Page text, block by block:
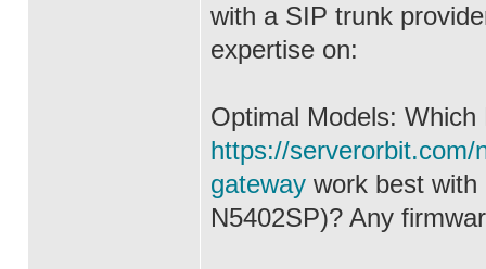
with a SIP trunk
expertise on:
Optimal Models:
https://serverorbit.com/
gateway work best
N5402SP)? Any